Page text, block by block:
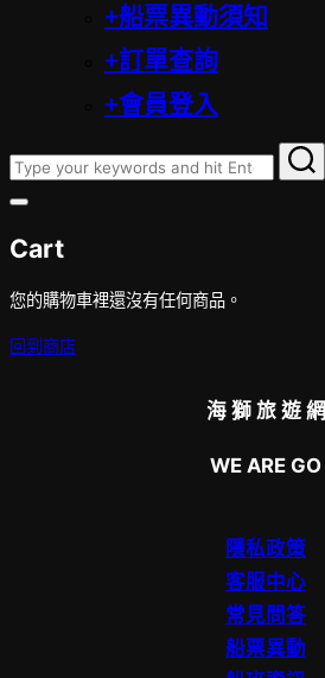
+船票異動須知
+訂單查詢
+會員登入
Search
for:
Toggle
&
Cart
您的購物車裡還沒有任何商品。
回到商店
海 獅 旅 遊 網
WE ARE GO
隱私政策
客服中心
常見問答
船票異動